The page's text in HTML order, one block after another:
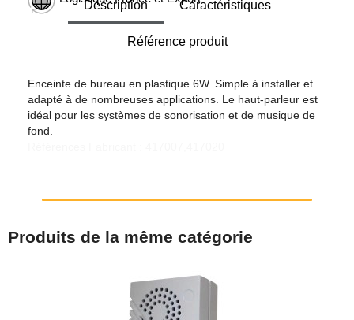
Description Caractéristiques
Référence produit
Enceinte de bureau en plastique 6W. Simple à installer et
adapté à de nombreuses applications. Le haut-parleur est
idéal pour les systèmes de sonorisation et de musique de
fond.
Produits de la même catégorie